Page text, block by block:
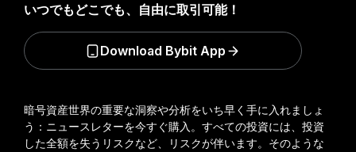
暗号資産世界の重要な洞察や分析をいち早く手に入れましょ
う：ニュースレターを今すぐ購入。 すべての投資には、投資
した全額を失うリスクなど、リスクが伴います。そのような
いつでもどこでも、自由に取引可能！
Download Bybit App